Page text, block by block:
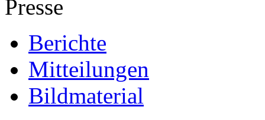
Presse
Berichte
Mitteilungen
Bildmaterial